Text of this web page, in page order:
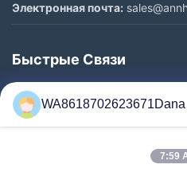
Электронная почта:
Быстрые Связи
Домой
Продукты
WA8618702623671Dana
7:59